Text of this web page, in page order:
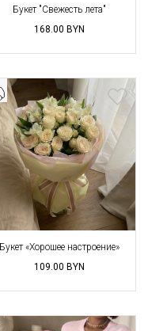
Букет "Свежесть лета"
168.00 BYN
Букет «Хорошее настроение»
109.00 BYN